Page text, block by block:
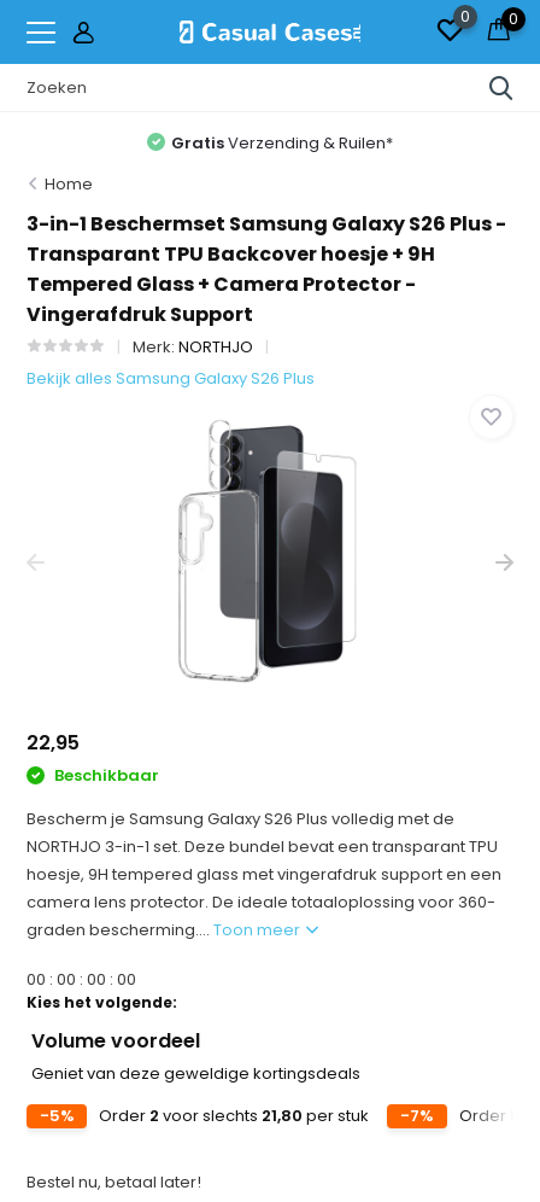
0 0
GratisVerzending & Ruilen*
Home
3-in-1 Beschermset Samsung Galaxy S26 Plus -
Transparant TPU Backcover hoesje + 9H
Tempered Glass + Camera Protector -
Vingerafdruk Support
Merk:NORTHJO
Bekijk alles Samsung Galaxy S26 Plus
22,95
Beschikbaar
Bescherm je Samsung Galaxy S26 Plus volledig met de
NORTHJO 3-in-1 set. Deze bundel bevat een transparant TPU
hoesje, 9H tempered glass met vingerafdruk support en een
camera lens protector. De ideale totaaloplossing voor 360-
graden bescherming....Toon meer
00 :00 :00 :00
Kies het volgende:
Volume voordeel
Geniet van deze geweldige kortingsdeals
-5%
Order 2 voor slechts 21,80 per stuk -7% Order
Bestel nu, betaal later!